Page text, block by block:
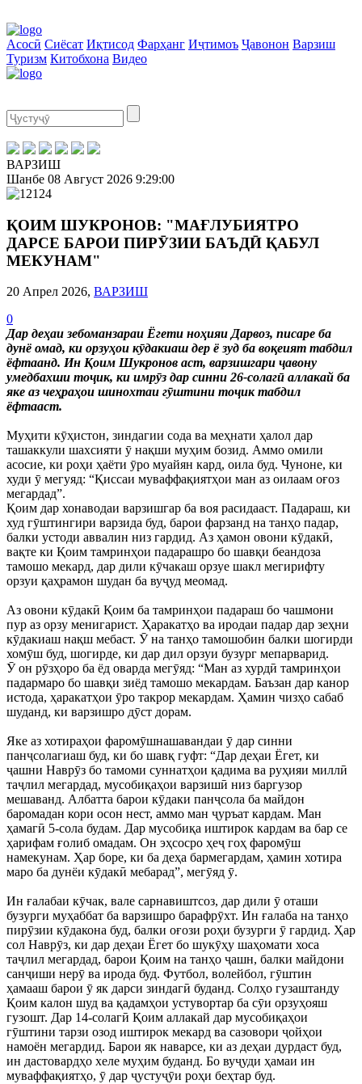
Асосӣ Сиёсат Иқтисод Фарҳанг Иҷтимоъ Ҷавонон Варзиш
Туризм Китобхона Видео
ВАРЗИШ
Шанбе 08 Август 2026 9:29:01
ҚОИМ ШУКРОНОВ: "МАҒЛУБИЯТРО
ДАРСЕ БАРОИ ПИРӮЗИИ БАЪДӢ ҚАБУЛ
МЕКУНАМ"
20 Апрел 2026, ВАРЗИШ
0
Дар деҳаи зебоманзараи Ёгети ноҳияи Дарвоз, писаре ба
дунё омад, ки орзуҳои кӯдакиаш дер ё зуд ба воқеият табдил
ёфтаанд. Ин Қоим Шукронов аст, варзишгари ҷавону
умедбахши тоҷик, ки имрӯз дар синни 26-солагӣ аллакай ба
яке аз чеҳраҳои шинохтаи гӯштини тоҷик табдил
ёфтааст.
Муҳити кӯҳистон, зиндагии сода ва меҳнати ҳалол дар
ташаккули шахсияти ӯ нақши муҳим бозид. Аммо омили
асосие, ки роҳи ҳаёти ӯро муайян кард, оила буд. Чуноне, ки
худи ӯ мегуяд: “Қиссаи муваффақиятҳои ман аз оилаам оғоз
мегардад”.
Қоим дар хонаводаи варзишгар ба воя расидааст. Падараш, ки
худ гӯштингири варзида буд, барои фарзанд на танҳо падар,
балки устоди аввалин низ гардид. Аз ҳамон овони кӯдакӣ,
вақте ки Қоим тамринҳои падарашро бо шавқи беандоза
тамошо мекард, дар дили кӯчакаш орзуе шакл мегирифту
орзуи қаҳрамон шудан ба вуҷуд меомад.
Аз овони кӯдакӣ Қоим ба тамринҳои падараш бо чашмони
пур аз орзу менигарист. Ҳаракатҳо ва иродаи падар дар зеҳни
кӯдакиаш нақш мебаст. Ӯ на танҳо тамошобин балки шогирди
хомӯш буд, шогирде, ки дар дил орзуи бузург мепарварид.
Ӯ он рӯзҳоро ба ёд оварда мегӯяд: “Ман аз хурдӣ тамринҳои
падармаро бо шавқи зиёд тамошо мекардам. Баъзан дар канор
истода, ҳаракатҳои ӯро такрор мекардам. Ҳамин чизҳо сабаб
шуданд, ки варзишро дӯст дорам.
Яке аз хотираҳои фаромӯшнашавандаи ӯ дар синни
панҷсолагиаш буд, ки бо шавқ гуфт: “Дар деҳаи Ёгет, ки
ҷашни Наврӯз бо тамоми суннатҳои қадима ва руҳияи миллӣ
таҷлил мегардад, мусобиқаҳои варзишӣ низ баргузор
мешаванд. Албатта барои кӯдаки панҷсола ба майдон
баромадан кори осон нест, аммо ман ҷуръат кардам. Ман
ҳамагӣ 5-сола будам. Дар мусобиқа иштирок кардам ва бар се
ҳарифам ғолиб омадам. Он эҳсосро ҳеҷ гоҳ фаромӯш
намекунам. Ҳар боре, ки ба деҳа бармегардам, ҳамин хотира
маро ба дунёи кӯдакӣ мебарад”, мегӯяд ӯ.
Ин ғалабаи кӯчак, вале сарнавиштсоз, дар дили ӯ оташи
бузурги муҳаббат ба варзишро барафрӯхт. Ин ғалаба на танҳо
пирӯзии кӯдакона буд, балки оғози роҳи бузурги ӯ гардид. Ҳар
сол Наврӯз, ки дар деҳаи Ёгет бо шукӯҳу шаҳомати хоса
таҷлил мегардад, барои Қоим на танҳо ҷашн, балки майдони
санҷиши нерӯ ва ирода буд. Футбол, волейбол, гӯштин
ҳамааш барои ӯ як дарси зиндагӣ буданд. Солҳо гузаштанду
Қоим калон шуд ва қадамҳои устувортар ба сӯи орзуҳояш
гузошт. Дар 14-солагӣ Қоим аллакай дар мусобиқаҳои
гӯштини тарзи озод иштирок мекард ва сазовори ҷойҳои
намоён мегардид. Барои як наварсе, ки аз деҳаи дурдаст буд,
ин дастовардҳо хеле муҳим буданд. Бо вуҷуди ҳамаи ин
муваффақиятҳо, ӯ дар ҷустуҷӯи роҳи беҳтар буд.